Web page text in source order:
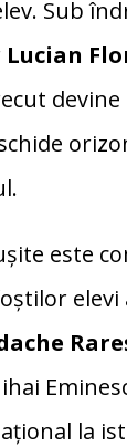
Sub
Lucian
este
elevi
la